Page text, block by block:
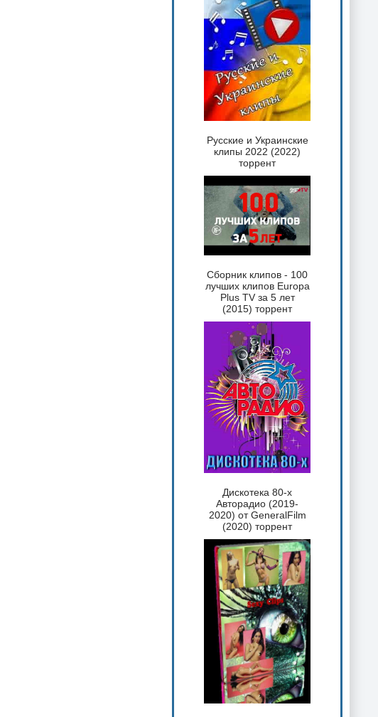
Русские и Украинские
клипы 2022 (2022)
торрент
Сборник клипов - 100
лучших клипов Europa
Plus TV за 5 лет
(2015) торрент
Дискотека 80-х
Авторадио (2019-
2020) от GeneralFilm
(2020) торрент